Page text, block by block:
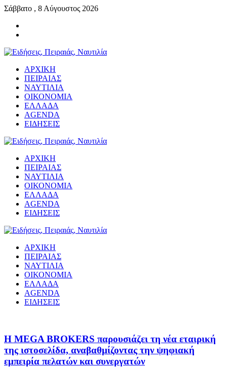
Σάββατο , 8 Αύγουστος 2026
ΑΡΧΙΚΗ
ΠΕΙΡΑΙΑΣ
ΝΑΥΤΙΛΙΑ
ΟΙΚΟΝΟΜΙΑ
ΕΛΛΑΔΑ
AGENDA
ΕΙΔΗΣΕΙΣ
ΑΡΧΙΚΗ
ΠΕΙΡΑΙΑΣ
ΝΑΥΤΙΛΙΑ
ΟΙΚΟΝΟΜΙΑ
ΕΛΛΑΔΑ
AGENDA
ΕΙΔΗΣΕΙΣ
ΑΡΧΙΚΗ
ΠΕΙΡΑΙΑΣ
ΝΑΥΤΙΛΙΑ
ΟΙΚΟΝΟΜΙΑ
ΕΛΛΑΔΑ
AGENDA
ΕΙΔΗΣΕΙΣ
Η MEGA BROKERS παρουσιάζει τη νέα εταιρική
της ιστοσελίδα, αναβαθμίζοντας την ψηφιακή
εμπειρία πελατών και συνεργατών